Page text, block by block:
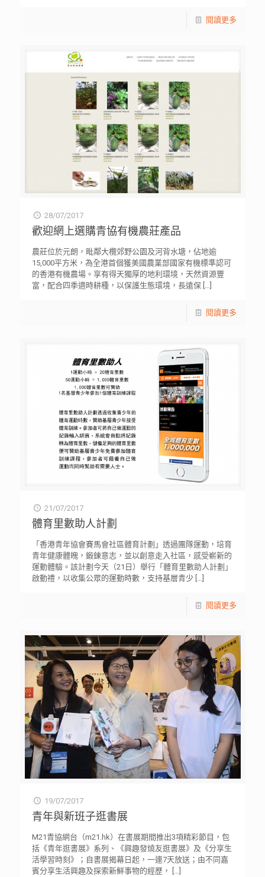
閱讀更多
28/07/2017
歡迎網上選購青協有機農莊產品
農莊位於元朗，毗鄰大欖郊野公園及河背水塘，佔地逾
15,000平方米，為全港首個獲美國農業部國家有機標準認可
的香港有機農場。享有得天獨厚的地利環境，天然資源豐
富，配合四季適時耕種，以保護生態環境，長遠保[…]
閱讀更多
21/07/2017
體育里數助人計劃
「香港青年協會賽馬會社區體育計劃」透過團隊運動，培育
青年健康體魄，鍛鍊意志，並以創意走入社區，感受嶄新的
運動體驗。該計劃今天（21日）舉行「體育里數助人計劃」
啟動禮，以收集公眾的運動時數，支持基層青少[…]
閱讀更多
19/07/2017
青年與新班子逛書展
M21青協網台（m21.hk）在書展期間推出3項精彩節目，包
括《青年逛書展》系列、《興趣發燒友逛書展》及《分享生
活學習時刻》；自書展揭幕日起，一連7天放送；由不同嘉
賓分享生活興趣及探索新鮮事物的經歷，
[…]